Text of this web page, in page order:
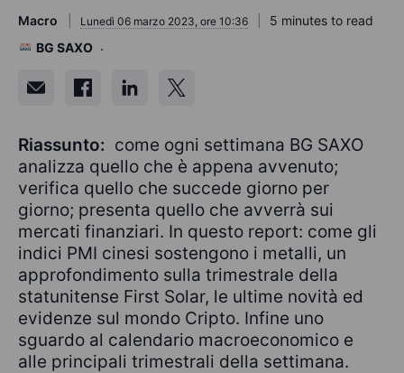
Macro Lunedì 06 marzo 2023, ore 10:36
5 minutes to read
BG SAXO
Riassunto: come ogni settimana BG SAXO
analizza quello che è appena avvenuto;
verifica quello che succede giorno per
giorno; presenta quello che avverrà sui
mercati finanziari. In questo report: come gli
indici PMI cinesi sostengono i metalli, un
approfondimento sulla trimestrale della
statunitense First Solar, le ultime novità ed
evidenze sul mondo Cripto. Infine uno
sguardo al calendario macroeconomico e
alle principali trimestrali della settimana.